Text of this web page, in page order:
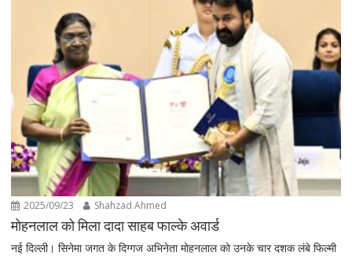
2025/09/23 Shahzad Ahmed
मोहनलाल को मिला दादा साहब फाल्के अवार्ड
नई दिल्ली। सिनेमा जगत के दिग्गज अभिनेता मोहनलाल को उनके चार दशक लंबे फिल्मी